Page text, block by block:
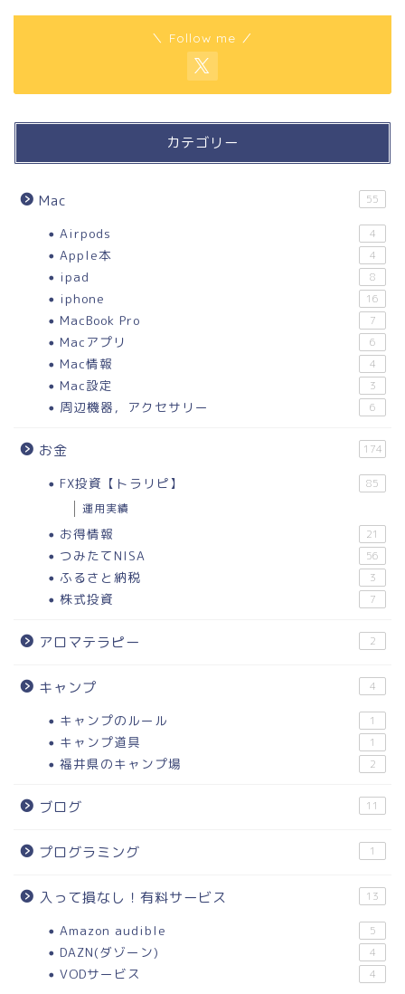
＼ Follow me ／
カテゴリー
Mac 55
Airpods 4
Apple本 4
ipad 8
iphone 16
MacBook Pro 7
Macアプリ 6
Mac情報 4
Mac設定 3
周辺機器，アクセサリー 6
お金 174
FX投資【トラリピ】 85
運用実績
お得情報 21
つみたてNISA 56
ふるさと納税 3
株式投資 7
アロマテラピー 2
キャンプ 4
キャンプのルール 1
キャンプ道具 1
福井県のキャンプ場 2
ブログ 11
プログラミング 1
入って損なし！有料サービス 13
Amazon audible 5
DAZN(ダゾーン) 4
VODサービス 4